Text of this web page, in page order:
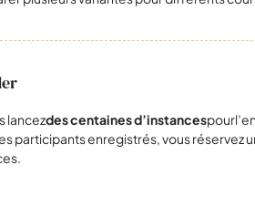
lancezdes centaines d’instancespour
participants enregistrés, vous réservez